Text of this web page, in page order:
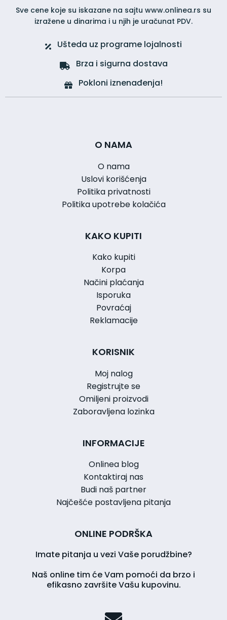
Sve cene koje su iskazane na sajtu www.onlinea.rs su
izražene u dinarima i u njih je uračunat PDV.
Ušteda uz programe lojalnosti
Brza i sigurna dostava
Pokloni iznenađenja!
O NAMA
O nama
Uslovi korišćenja
Politika privatnosti
Politika upotrebe kolačića
KAKO KUPITI
Kako kupiti
Korpa
Načini plaćanja
Isporuka
Povraćaj
Reklamacije
KORISNIK
Moj nalog
Registrujte se
Omiljeni proizvodi
Zaboravljena lozinka
INFORMACIJE
Onlinea blog
Kontaktiraj nas
Budi naš partner
Najčešće postavljena pitanja
ONLINE PODRŠKA
Imate pitanja u vezi Vaše porudžbine?
Naš online tim će Vam pomoći da brzo i
efikasno završite Vašu kupovinu.